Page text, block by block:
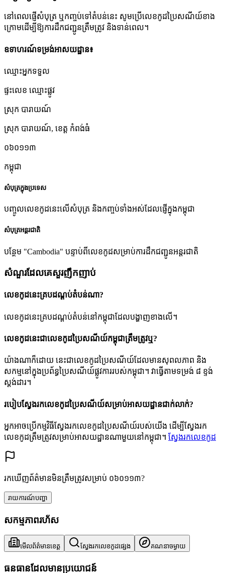
នៅពេលផ្ញើសំបុត្រ ឬកញ្ចប់ទៅតំបន់នេះ សូមប្រើលេខកូដប្រៃសណីយ៍ខាង
ក្រោមដើម្បីឱ្យការដឹកជញ្ជូនត្រឹមត្រូវ និងទាន់ពេល។
ឧទាហរណ៍ទម្រង់អាសយដ្ឋាន៖
ឈ្មោះអ្នកទទួល
ផ្ទះលេខ ឈ្មោះផ្លូវ
ស្រុក បារាយណ៍
ស្រុក បារាយណ៍, ខេត្ត កំពង់ធំ
០៦០១១៣
កម្ពុជា
សំបុត្រក្នុងប្រទេស
បញ្ចូលលេខកូដនេះលើសំបុត្រ និងកញ្ចប់ទាំងអស់ដែលផ្ញើក្នុងកម្ពុជា
សំបុត្រអន្តរជាតិ
បន្ថែម "Cambodia" បន្ទាប់ពីលេខកូដសម្រាប់ការដឹកជញ្ជូនអន្តរជាតិ
សំណួរដែលគេសួរញឹកញាប់
លេខកូដនេះគ្របដណ្តប់តំបន់ណា?
លេខកូដនេះគ្របដណ្តប់តំបន់នៅកម្ពុជាដែលបង្ហាញខាងលើ។
លេខកូដនេះជាលេខកូដប្រៃសណីយ៍កម្ពុជាត្រឹមត្រូវឬ?
យ៉ាងណាក៏ដោយ នេះជាលេខកូដប្រៃសណីយ៍ដែលមានសុពលភាព និង
សកម្មនៅក្នុងប្រព័ន្ធប្រៃសណីយ៍ផ្លូវការរបស់កម្ពុជា។ វាធ្វើតាមទម្រង់ ៨ ខ្ទង់
ស្តង់ដារ។
របៀបស្វែងរកលេខកូដប្រៃសណីយ៍សម្រាប់អាសយដ្ឋានជាក់លាក់?
អ្នកអាចប្រើកម្មវិធីស្វែងរកលេខកូដប្រៃសណីយ៍របស់យើង ដើម្បីស្វែងរក
លេខកូដត្រឹមត្រូវសម្រាប់អាសយដ្ឋានណាមួយនៅកម្ពុជា។ ស្វែងរកលេខកូដ
រកឃើញព័ត៌មានមិនត្រឹមត្រូវសម្រាប់ ០៦០១១៣?
រាយការណ៍បញ្ហា
សកម្មភាពរហ័ស
មើលព័ត៌មានខេត្ត ស្វែងរកលេខកូដផ្សេង គណនាចម្ងាយ
ធនធានដែលមានប្រយោជន៍